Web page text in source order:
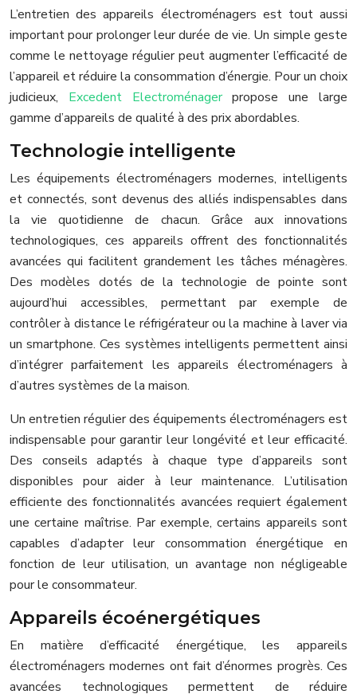
L’entretien des appareils électroménagers est tout aussi
important pour prolonger leur durée de vie. Un simple geste
comme le nettoyage régulier peut augmenter l’efficacité de
l’appareil et réduire la consommation d’énergie. Pour un choix
judicieux, Excedent Electroménagerpropose une large
gamme d’appareils de qualité à des prix abordables.
Technologie intelligente
Les équipements électroménagers modernes, intelligents
et connectés, sont devenus des alliés indispensables dans
la vie quotidienne de chacun. Grâce aux innovations
technologiques, ces appareils offrent des fonctionnalités
avancées qui facilitent grandement les tâches ménagères.
Des modèles dotés de la technologie de pointe sont
aujourd’hui accessibles, permettant par exemple de
contrôler à distance le réfrigérateur ou la machine à laver via
un smartphone. Ces systèmes intelligents permettent ainsi
d’intégrer parfaitement les appareils électroménagers à
d’autres systèmes de la maison.
Un entretien régulier des équipements électroménagers est
indispensable pour garantir leur longévité et leur efficacité.
Des conseils adaptés à chaque type d’appareils sont
disponibles pour aider à leur maintenance. L’utilisation
efficiente des fonctionnalités avancées requiert également
une certaine maîtrise. Par exemple, certains appareils sont
capables d’adapter leur consommation énergétique en
fonction de leur utilisation, un avantage non négligeable
pour le consommateur.
Appareils écoénergétiques
En matière d’efficacité énergétique, les appareils
électroménagers modernes ont fait d’énormes progrès. Ces
avancées technologiques permettent de réduire